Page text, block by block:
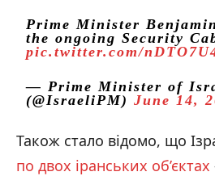
Prime Minister
the ongoing Security
pic.twitter.com/
— Prime Minister of
(@IsraeliPM)June 14,
Також стало відомо, що
по двох іранських об’єктах